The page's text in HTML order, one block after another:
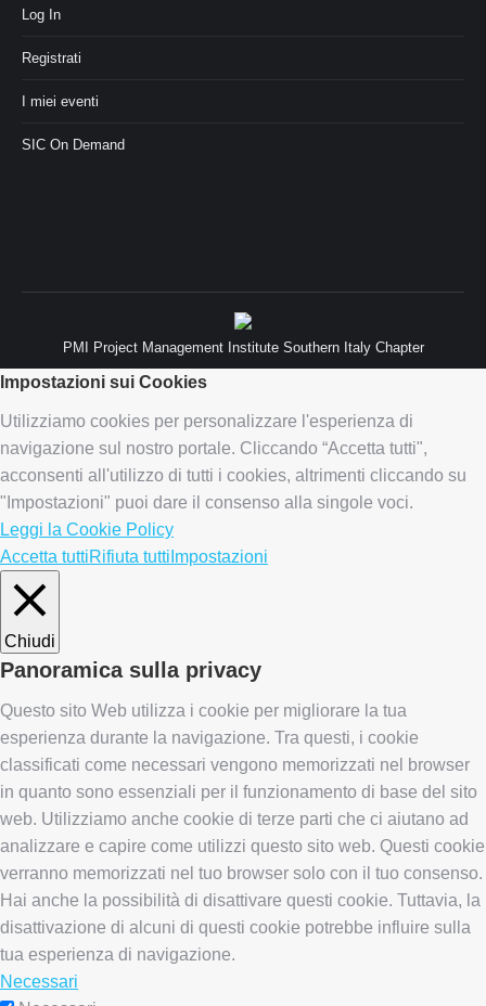
Log In
Registrati
I miei eventi
SIC On Demand
PMI Project Management Institute Southern Italy Chapter
Impostazioni sui Cookies
Utilizziamo cookies per personalizzare l'esperienza di
navigazione sul nostro portale. Cliccando “Accetta tutti",
acconsenti all'utilizzo di tutti i cookies, altrimenti cliccando su
"Impostazioni" puoi dare il consenso alla singole voci.
Leggi la Cookie Policy
Accetta tuttiRifiuta tutti Impostazioni
Chiudi
Panoramica sulla privacy
Questo sito Web utilizza i cookie per migliorare la tua
esperienza durante la navigazione. Tra questi, i cookie
classificati come necessari vengono memorizzati nel browser
in quanto sono essenziali per il funzionamento di base del sito
web. Utilizziamo anche cookie di terze parti che ci aiutano ad
analizzare e capire come utilizzi questo sito web. Questi cookie
verranno memorizzati nel tuo browser solo con il tuo consenso.
Hai anche la possibilità di disattivare questi cookie. Tuttavia, la
disattivazione di alcuni di questi cookie potrebbe influire sulla
tua esperienza di navigazione.
Necessari